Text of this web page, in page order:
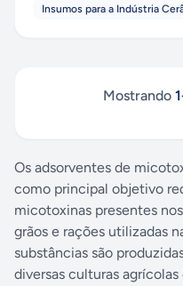
Insumos para a Indústria
Mostrando 1
Os adsorventes de
como principal objetivo
micotoxinas presentes
grãos e rações utilizadas
substâncias são
diversas culturas